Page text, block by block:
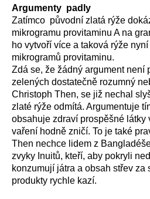
Argumenty padly
Zatímco původní zlatá rýže
mikrogramu provitaminu A na
ho vytvoří více a taková rýže
mikrogramů provitaminu.
Zdá se, že žádný argument není
zelených dostatečně rozumný
Christoph Then, se již nechal
zlaté rýže odmítá. Argumentuje
obsahuje zdraví prospěšné látky
vaření hodně zničí. To je také
Then nechce lidem z
zvyky Inuitů, kteří, aby pokryli
konzumují játra a obsah střev za
produkty rychle kazí.